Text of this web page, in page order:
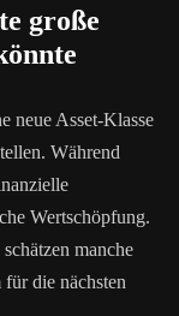
große
neue Asset-Klasse
Während
Wertschöpfung.
manche
die nächsten